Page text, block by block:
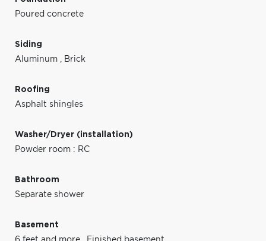
Poured concrete
Siding
Aluminum , Brick
Roofing
Asphalt shingles
Washer/Dryer (installation)
Powder room : RC
Bathroom
Separate shower
Basement